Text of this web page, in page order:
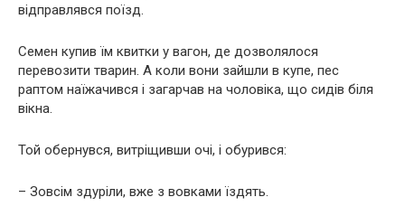
відправлявся поїзд.
Семен купив їм квитки у вагон, де дозволялося
перевозити тварин. А коли вони зайшли в купе, пес
раптом наїжачився і загарчав на чоловіка, що сидів біля
вікна.
Той обернувся, витріщивши очі, і обурився:
– Зовсім здуріли, вже з вовками їздять.